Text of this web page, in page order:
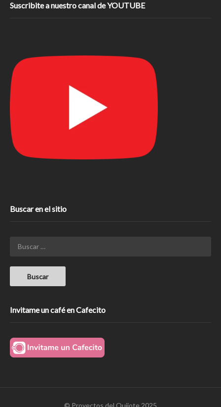
Suscribite a nuestro canal de YOUTUBE
Buscar en el sitio
Invitame un café en Cafecito
© Proyectos del Quijote 2025